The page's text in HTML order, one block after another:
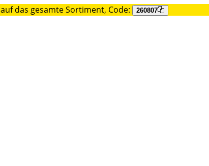
auf das gesamte Sortiment, Code: 260807